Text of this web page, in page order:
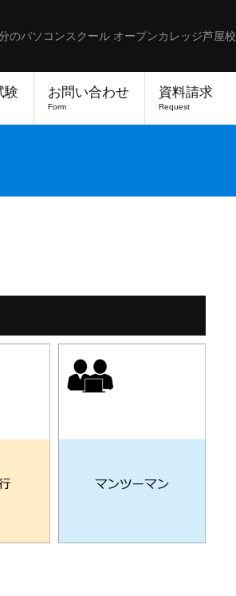
パソコンスクール オープンカレッジ芦屋校
験 お問い合わせ
Form
資料請求
Request